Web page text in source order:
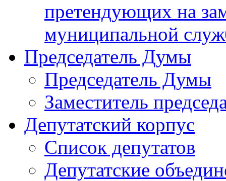
претендующих на
муниципальной
Председатель Думы
Председатель Думы
Заместитель
Депутатский корпус
Список депутатов
Депутатские